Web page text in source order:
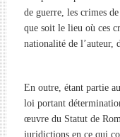
de guerre, les crimes
que soit le lieu où ces
nationalité de l’auteur,
En outre, étant partie
loi portant
œuvre du Statut de
juridictions en ce qui